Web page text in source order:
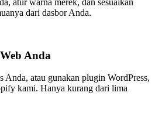
atur warna merek, dan sesuaikan
dari dasbor Anda.
Anda
Anda, atau gunakan plugin WordPress,
kami. Hanya kurang dari lima